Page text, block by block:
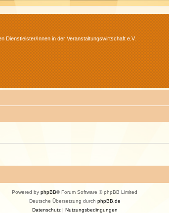
Dienstleister/Innen in der Veranstaltungswirtschaft e.V.
Powered by phpBB® Forum Software © phpBB Limited
Deutsche Übersetzung durch phpBB.de
Datenschutz| Nutzungsbedingungen